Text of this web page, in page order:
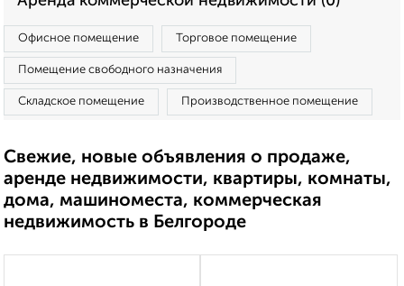
Офисное помещение Торговое помещение
Помещение свободного назначения
Складское помещение Производственное помещение
Свежие, новые объявления о продаже,
аренде недвижимости, квартиры, комнаты,
дома, машиноместа, коммерческая
недвижимость в Белгороде